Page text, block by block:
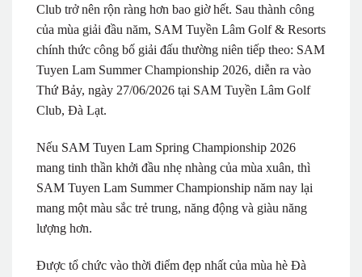
Club trở nên rộn ràng hơn bao giờ hết. Sau thành công
của mùa giải đầu năm, SAM Tuyền Lâm Golf & Resorts
chính thức công bố giải đấu thường niên tiếp theo: SAM
Tuyen Lam Summer Championship 2026, diễn ra vào
Thứ Bảy, ngày 27/06/2026 tại SAM Tuyền Lâm Golf
Club, Đà Lạt.
Nếu SAM Tuyen Lam Spring Championship 2026
mang tinh thần khởi đầu nhẹ nhàng của mùa xuân, thì
SAM Tuyen Lam Summer Championship năm nay lại
mang một màu sắc trẻ trung, năng động và giàu năng
lượng hơn.
Được tổ chức vào thời điểm đẹp nhất của mùa hè Đà